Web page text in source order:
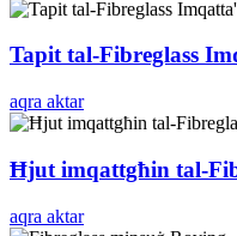
Tapit tal-Fibreglass
aqra aktar
Ħjut imqattgħin tal-
aqra aktar